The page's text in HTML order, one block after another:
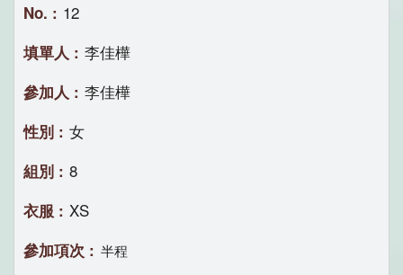
12
李佳樺
李佳樺
女
8
XS
半程